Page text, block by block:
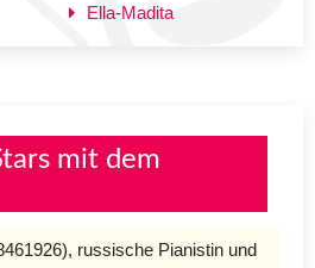
Ella-Madita
mit dem
russische Pianistin und